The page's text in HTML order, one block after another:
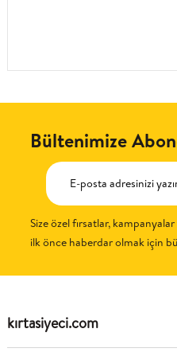
Bültenimize
Size özel fırsatlar,
ilk önce haberdar olmak için
kırtasiyeci.com